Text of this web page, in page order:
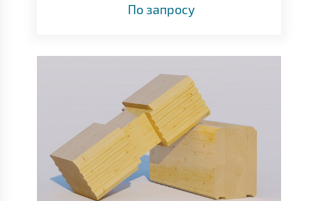
По запросу